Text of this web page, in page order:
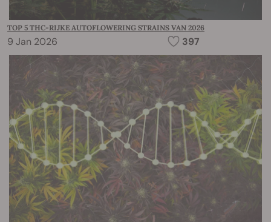
TOP 5 THC-RIJKE AUTOFLOWERING STRAINS VAN 2026
9 Jan 2026 397